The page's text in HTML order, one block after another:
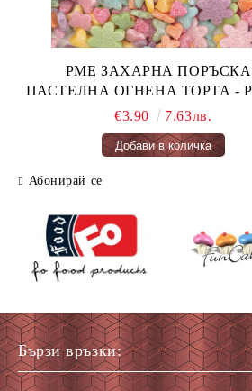
PME ЗАХАРНА ПОРЪСКА -
ПАСТЕЛНА ОГНЕНА ТОРТА -
FAIRY CAKES 66 гр.
€3.90 7.63лв.
Абонирай се
Бързи връзки: